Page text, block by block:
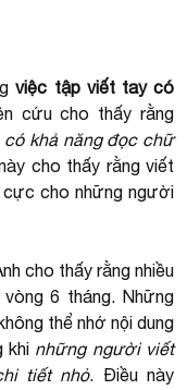
việc tập viết tay có
cứu cho thấy rằng
có khả năng đọc chữ
cho thấy rằng viết
cho những người
cho thấy rằng nhiều
6 tháng. Những
thể nhớ nội dung
khi những người viết
tiết nhỏ. Điều này